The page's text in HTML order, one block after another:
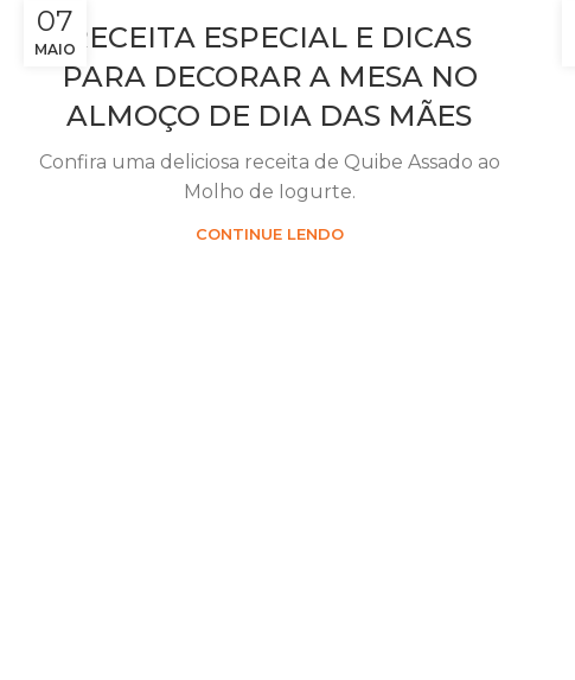
07
MAIORECEITA ESPECIAL E DICAS
PARA DECORAR A MESA NO
ALMOÇO DE DIA DAS MÃES
Confira uma deliciosa receita de Quibe Assado ao
Molho de Iogurte.
CONTINUE LENDO